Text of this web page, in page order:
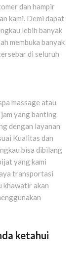
dan hampir
kami. Demi dapat
lebih banyak
membuka banyak
di seluruh
massage atau
yang banting
dengan layanan
Kualitas dan
bisa dibilang
yang kami
transportasi
khawatir akan
ketahui